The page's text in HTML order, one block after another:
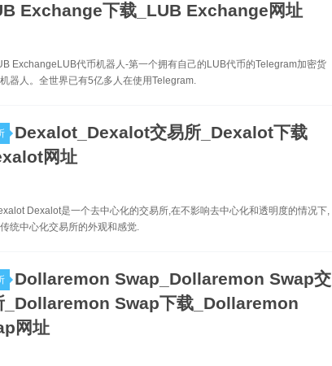
Exchange下载_LUB Exchange网址
ExchangeLUB代币机器人-第一个拥有自己的LUB代币的Telegram加密货
器人。全世界已有5亿多人在使用Telegram.
Dexalot_Dexalot交易所_Dexalot下载
网址
Dexalot是一个去中心化的交易所,在不影响去中心化和透明度的情况下,
统中心化交易所的外观和感觉.
Dollaremon Swap_Dollaremon Swap交
_Dollaremon Swap下载_Dollaremon
网址